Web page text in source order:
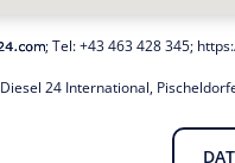
; Tel:+43 463 428 345;
Diesel 24 International,